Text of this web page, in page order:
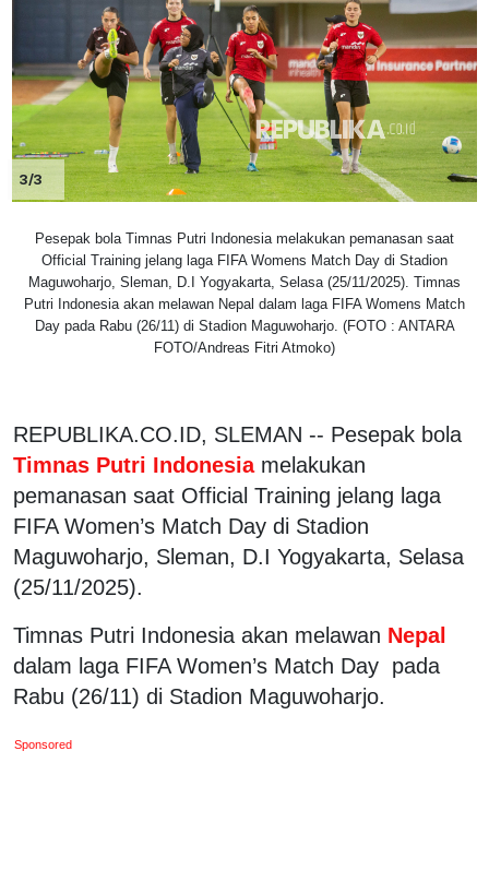
3/3
Pesepak bola Timnas Putri Indonesia melakukan pemanasan saat
Official Training jelang laga FIFA Womens Match Day di Stadion
Maguwoharjo, Sleman, D.I Yogyakarta, Selasa (25/11/2025). Timnas
Putri Indonesia akan melawan Nepal dalam laga FIFA Womens Match
Day pada Rabu (26/11) di Stadion Maguwoharjo. (FOTO : ANTARA
FOTO/Andreas Fitri Atmoko)
REPUBLIKA.CO.ID, SLEMAN -- Pesepak bola
Timnas Putri Indonesia melakukan
pemanasan saat Official Training jelang laga
FIFA Women’s Match Day di Stadion
Maguwoharjo, Sleman, D.I Yogyakarta, Selasa
(25/11/2025).
Timnas Putri Indonesia akan melawan Nepal
dalam laga FIFA Women’s Match Day pada
Rabu (26/11) di Stadion Maguwoharjo.
Sponsored